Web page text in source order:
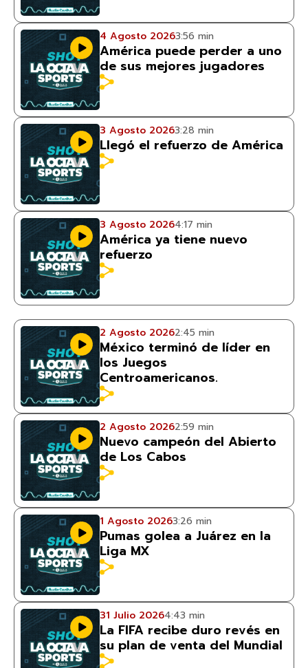
4 Agosto 20263:56 min
América puede perder a uno
de sus mejores jugadores
3 Agosto 20263:28 min
Llegó el refuerzo de América
3 Agosto 20264:17 min
América ya tiene nuevo
refuerzo
2 Agosto 20262:45 min
México terminó de líder en
los Juegos
Centroamericanos.
2 Agosto 20262:59 min
Nuevo campeón del Abierto
de Los Cabos
1 Agosto 20263:26 min
Pumas golea a Juárez en la
Liga MX
31 Julio 20264:43 min
La FIFA recibe duro revés en
su plan de venta del Mundial